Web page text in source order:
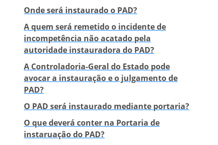
Onde será instaurado o PAD?
A quem será remetido o incidente de
incompetência não acatado pela
autoridade instauradora do PAD?
A Controladoria-Geral do Estado pode
avocar a instauração e o julgamento de
PAD?
O PAD será instaurado mediante portaria?
O que deverá conter na Portaria de
instaruação do PAD?